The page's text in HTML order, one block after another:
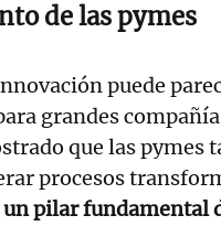
de las pymes
puede
grandes
que las pymes
procesos
un pilar fundamental